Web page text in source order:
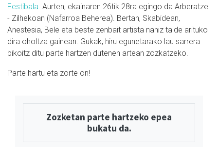
Festibala . Aurten, ekainaren 26tik 28ra egingo da Arberatze
- Zilhekoan (Nafarroa Beherea). Bertan, Skabidean,
Anestesia, Bele eta beste zenbait artista nahiz talde arituko
dira oholtza gainean. Gukak, hiru egunetarako lau sarrera
bikoitz ditu parte hartzen dutenen artean zozkatzeko.
Parte hartu eta zorte on!
Zozketan parte hartzeko epea
bukatu da.